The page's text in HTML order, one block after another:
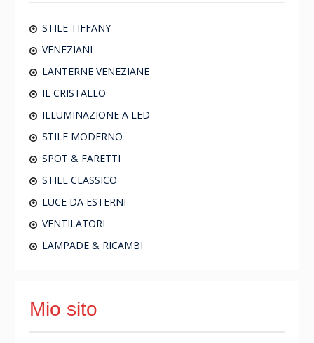
STILE TIFFANY
VENEZIANI
LANTERNE VENEZIANE
IL CRISTALLO
ILLUMINAZIONE A LED
STILE MODERNO
SPOT & FARETTI
STILE CLASSICO
LUCE DA ESTERNI
VENTILATORI
LAMPADE & RICAMBI
Mio sito